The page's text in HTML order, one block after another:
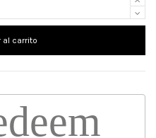
al carrito